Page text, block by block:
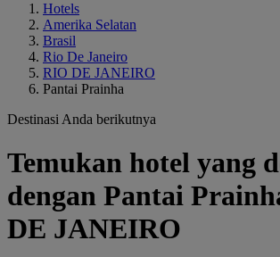
Hotels
Amerika Selatan
Brasil
Rio De Janeiro
RIO DE JANEIRO
Pantai Prainha
Destinasi Anda berikutnya
Temukan hotel yang
dengan Pantai
DE JANEIRO